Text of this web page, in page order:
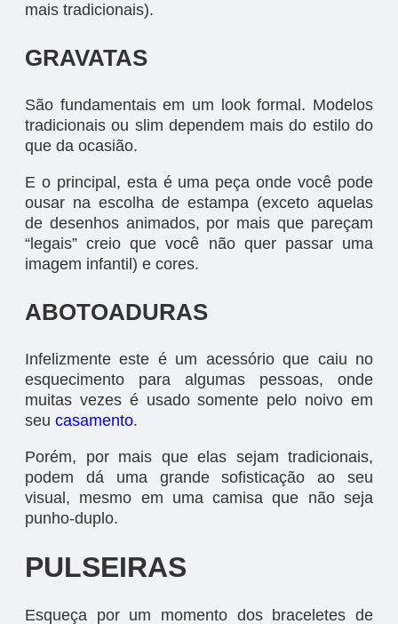
mais tradicionais).
GRAVATAS
São fundamentais em um look formal. Modelos
tradicionais ou slim dependem mais do estilo do
que da ocasião.
E o principal, esta é uma peça onde você pode
ousar na escolha de estampa (exceto aquelas
de desenhos animados, por mais que pareçam
“legais” creio que você não quer passar uma
imagem infantil) e cores.
ABOTOADURAS
Infelizmente este é um acessório que caiu no
esquecimento para algumas pessoas, onde
muitas vezes é usado somente pelo noivo em
seu casamento.
Porém, por mais que elas sejam tradicionais,
podem dá uma grande sofisticação ao seu
visual, mesmo em uma camisa que não seja
punho-duplo.
PULSEIRAS
Esqueça por um momento dos braceletes de